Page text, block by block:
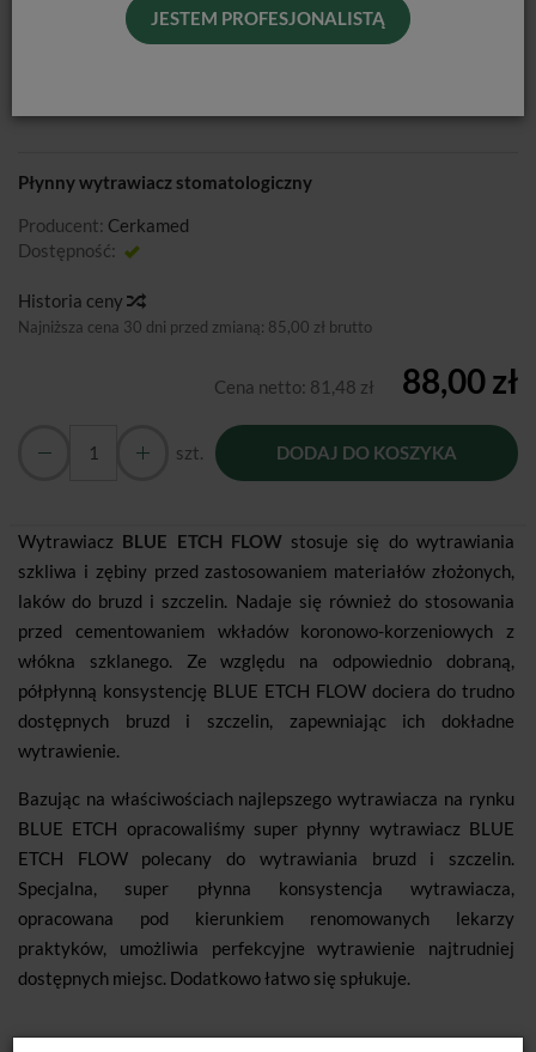
JESTEM PROFESJONALISTĄ
WYTRAWIACZ BLUE ETCH FLOW / 50
Płynny wytrawiacz stomatologiczny
Producent: Cerkamed
Dostępność:
Historia ceny
Najniższa cena 30 dni przed zmianą: 85,00 zł brutto
Cena netto: 81,48 zł 88,00 zł
szt. DODAJ DO KOSZYKA
Wytrawiacz BLUE ETCH FLOWstosuje się do wytrawiania
szkliwa i zębiny przed zastosowaniem materiałów złożonych,
laków do bruzd i szczelin. Nadaje się również do stosowania
przed cementowaniem wkładów koronowo-korzeniowych z
włókna szklanego. Ze względu na odpowiednio dobraną,
półpłynną konsystencję BLUE ETCH FLOW dociera do trudno
dostępnych bruzd i szczelin, zapewniając ich dokładne
wytrawienie.
Bazując na właściwościach najlepszego wytrawiacza na rynku
BLUE ETCH opracowaliśmy super płynny wytrawiacz BLUE
ETCH FLOW polecany do wytrawiania bruzd i szczelin.
Specjalna, super płynna konsystencja wytrawiacza,
opracowana pod kierunkiem renomowanych lekarzy
praktyków, umożliwia perfekcyjne wytrawienie najtrudniej
dostępnych miejsc. Dodatkowo łatwo się spłukuje.